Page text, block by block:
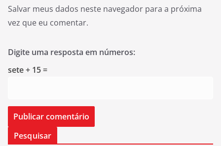
Salvar meus dados neste navegador para a próxima
vez que eu comentar.
Digite uma resposta em números:
sete + 15 =
Pesquisar